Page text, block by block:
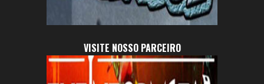
VISITE NOSSO PARCEIRO